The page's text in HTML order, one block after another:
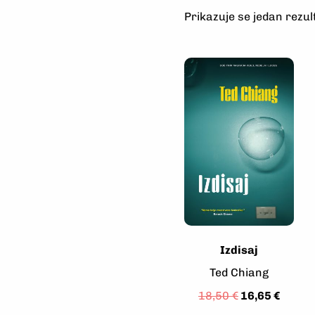
Prikazuje se jedan
Izdisaj
Ted Chiang
18,50€ 16,65 €